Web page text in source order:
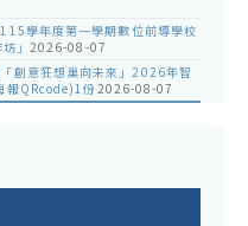
學年度第一學期數位前導學校
」 2026-08-07
創意狂想巢向未來」2026年智
報QRcode)1份2026-08-07